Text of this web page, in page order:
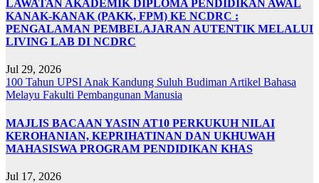
LAWATAN AKADEMIK DIPLOMA PENDIDIKAN AWAL
KANAK-KANAK (PAKK, FPM) KE NCDRC :
PENGALAMAN PEMBELAJARAN AUTENTIK MELALUI
LIVING LAB DI NCDRC
Jul 29, 2026
100 Tahun UPSI Anak Kandung Suluh Budiman Artikel Bahasa
Melayu Fakulti Pembangunan Manusia
MAJLIS BACAAN YASIN AT10 PERKUKUH NILAI
KEROHANIAN, KEPRIHATINAN DAN UKHUWAH
MAHASISWA PROGRAM PENDIDIKAN KHAS
Jul 17, 2026